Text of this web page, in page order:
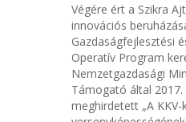
Végére ért a Szikra
innovációs
Gazdaságfejlesztési
Operatív Program
Nemzetgazdasági
Támogató által
meghirdetett „A KKV-